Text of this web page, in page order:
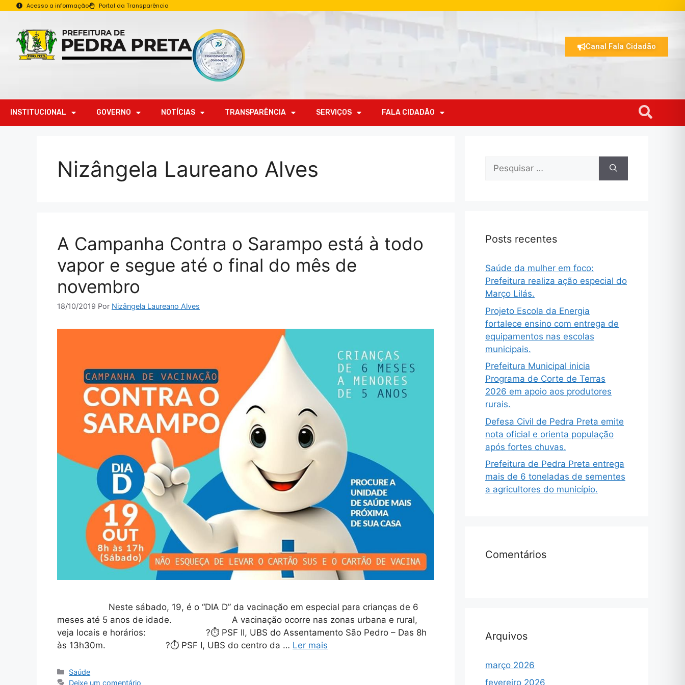
Acesso a informação Portal da Transparência
Canal Fala Cidadão
INSTITUCIONAL GOVERNO NOTÍCIAS TRANSPARÊNCIA SERVIÇOS FALA CIDADÃO
Nizângela Laureano Alves
A Campanha Contra o Sarampo está à todo
vapor e segue até o final do mês de
novembro
18/10/2019 Por Nizângela Laureano Alves
⠀⠀⠀⠀⠀⠀⠀⠀ Neste sábado, 19, é o “DIA D” da vacinação em especial para crianças de 6
meses até 5 anos de idade. ⠀⠀⠀⠀⠀⠀⠀⠀⠀ A vacinação ocorre nas zonas urbana e rural,
veja locais e horários: ⠀⠀⠀⠀⠀⠀⠀⠀⠀ ?⏱️ PSF II, UBS do Assentamento São Pedro – Das 8h
às 13h30m. ⠀⠀⠀⠀⠀⠀⠀⠀⠀ ?⏱️ PSF I, UBS do centro da … Ler mais
Saúde
Deixe um comentário
Posts recentes
Saúde da mulher em foco:
Prefeitura realiza ação especial do
Março Lilás.
Projeto Escola da Energia
fortalece ensino com entrega de
equipamentos nas escolas
municipais.
Prefeitura Municipal inicia
Programa de Corte de Terras
2026 em apoio aos produtores
rurais.
Defesa Civil de Pedra Preta emite
nota oficial e orienta população
após fortes chuvas.
Prefeitura de Pedra Preta entrega
mais de 6 toneladas de sementes
a agricultores do município.
Comentários
Arquivos
março 2026
fevereiro 2026